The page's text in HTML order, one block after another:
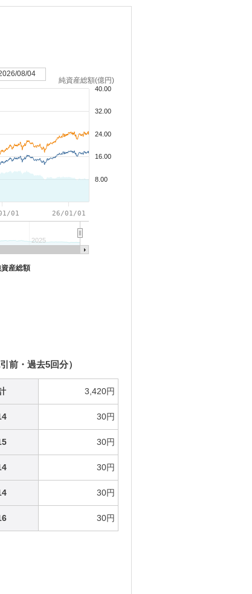
純資産総額(億円)
01 26/01/01
2025
8.00
16.00
24.00
32.00
40.00
08/04
産総額
前・過去5回分）
3,420円
30円
30円
30円
30円
30円